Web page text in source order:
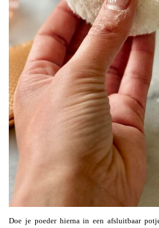
Doe je poeder hierna in een afsluitbaar